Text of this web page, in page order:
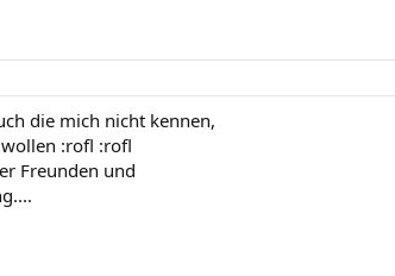
die mich nicht kennen,
:rofl :rofl
Freunden und